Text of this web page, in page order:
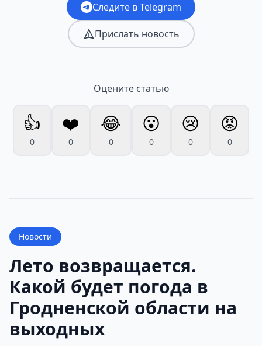
Следите в Telegram
Прислать новость
Оцените статью
👍
0
❤️
0
😂
0
😮
0
😢
0
😡
0
Новости
Лето возвращается.
Какой будет погода в
Гродненской области на
выходных